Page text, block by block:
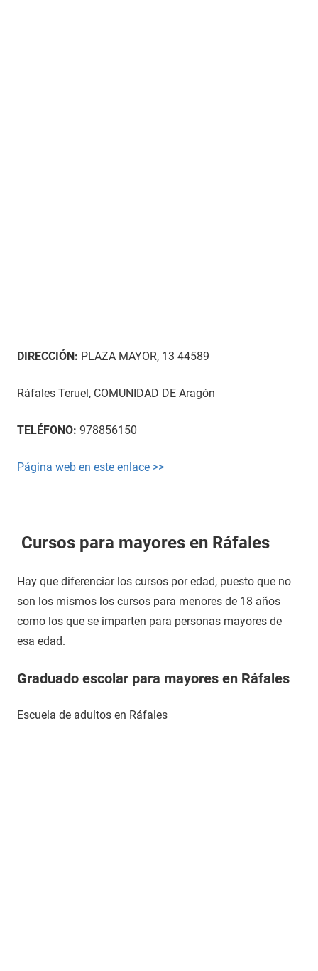
DIRECCIÓN: PLAZA MAYOR, 13 44589
Ráfales Teruel, COMUNIDAD DE Aragón
TELÉFONO: 978856150
Página web en este enlace >>
Cursos para mayores en Ráfales
Hay que diferenciar los cursos por edad, puesto que no
son los mismos los cursos para menores de 18 años
como los que se imparten para personas mayores de
esa edad.
Graduado escolar para mayores en Ráfales
Escuela de adultos en Ráfales